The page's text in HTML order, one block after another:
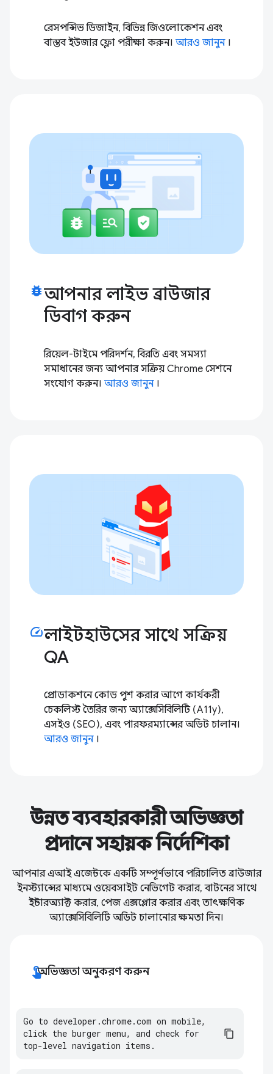
রেসপন্সিভ ডিজাইন, বিভিন্ন জিওলোকেশন এবং
বাস্তব ইউজার ফ্লো পরীক্ষা করুন। আরও জানুন।
bug_reportআপনার লাইভ ব্রাউজার
ডিবাগ করুন
রিয়েল-টাইমে পরিদর্শন, বিরতি এবং সমস্যা
সমাধানের জন্য আপনার সক্রিয় Chrome সেশনে
সংযোগ করুন। আরও জানুন।
speedলাইটহাউসের সাথে সক্রিয়
QA
প্রোডাকশনে কোড পুশ করার আগে কার্যকরী
চেকলিস্ট তৈরির জন্য অ্যাক্সেসিবিলিটি (A11y),
এসইও (SEO), এবং পারফরম্যান্সের অডিট চালান।
আরও জানুন।
উন্নত ব্যবহারকারী অভিজ্ঞতা
প্রদানে সহায়ক নির্দেশিকা
আপনার এআই এজেন্টকে একটি সম্পূর্ণভাবে পরিচালিত ব্রাউজার
ইনস্ট্যান্সের মাধ্যমে ওয়েবসাইট নেভিগেট করার, বাটনের সাথে
ইন্টারঅ্যাক্ট করার, পেজ এক্সপ্লোর করার এবং তাৎক্ষণিক
অ্যাক্সেসিবিলিটি অডিট চালানোর ক্ষমতা দিন।
touch_appঅভিজ্ঞতা অনুকরণ করুন
Go to developer .chrome.com on mobile,
click the burger menu, and check for
top-level navigation items .